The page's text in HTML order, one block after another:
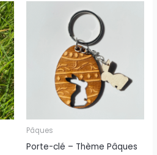
Pâques
Porte-clé – Thème Pâques